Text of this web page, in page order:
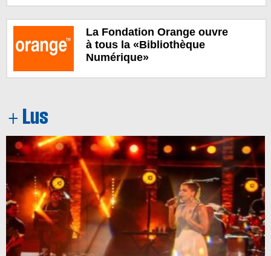
La Fondation Orange ouvre
à tous la «Bibliothèque
Numérique»